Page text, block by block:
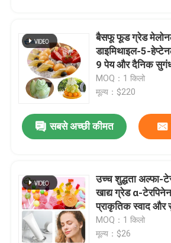
घर
वीडियो
बैसफू फूड ग्रेड
डाइमिथाइल-5-
9 पेय और दैनिक
स्वाद
MOQ：1 किलो
मूल्य：$220
सबसे अच्छी कीमत
उच्च शुद्धता अल्फा-
खाद्य ग्रेड α-
प्राकृतिक स्वाद और
MOQ：1 किलो
मूल्य：$26